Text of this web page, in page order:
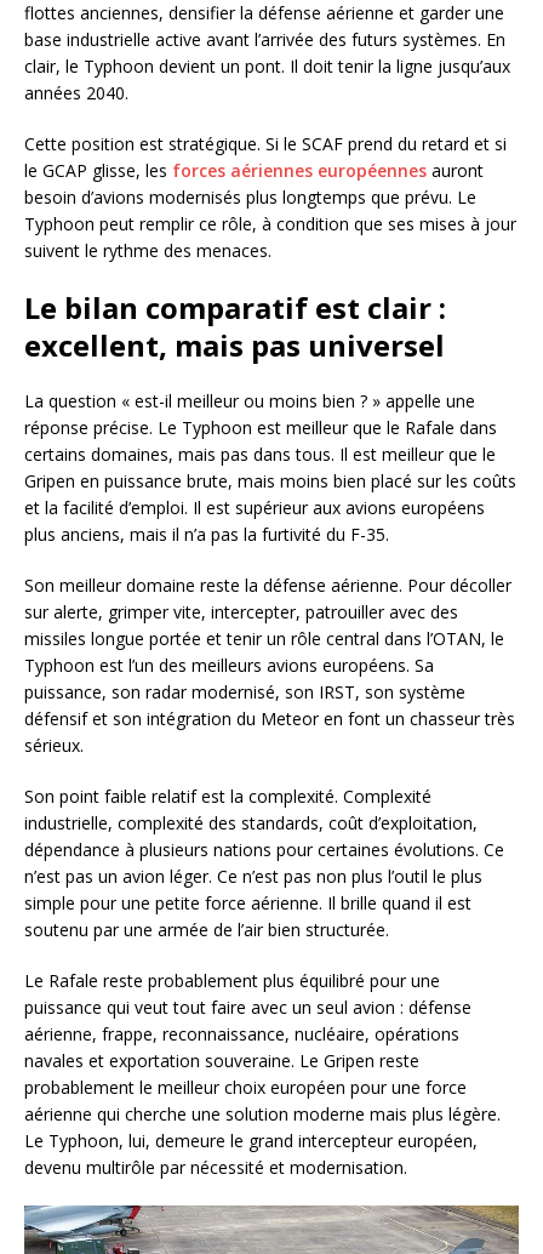
flottes anciennes, densifier la défense aérienne et garder une
base industrielle active avant l’arrivée des futurs systèmes. En
clair, le Typhoon devient un pont. Il doit tenir la ligne jusqu’aux
années 2040.
Cette position est stratégique. Si le SCAF prend du retard et si
le GCAP glisse, les forces aériennes européennes auront
besoin d’avions modernisés plus longtemps que prévu. Le
Typhoon peut remplir ce rôle, à condition que ses mises à jour
suivent le rythme des menaces.
Le bilan comparatif est clair :
excellent, mais pas universel
La question « est-il meilleur ou moins bien ? » appelle une
réponse précise. Le Typhoon est meilleur que le Rafale dans
certains domaines, mais pas dans tous. Il est meilleur que le
Gripen en puissance brute, mais moins bien placé sur les coûts
et la facilité d’emploi. Il est supérieur aux avions européens
plus anciens, mais il n’a pas la furtivité du F-35.
Son meilleur domaine reste la défense aérienne. Pour décoller
sur alerte, grimper vite, intercepter, patrouiller avec des
missiles longue portée et tenir un rôle central dans l’OTAN, le
Typhoon est l’un des meilleurs avions européens. Sa
puissance, son radar modernisé, son IRST, son système
défensif et son intégration du Meteor en font un chasseur très
sérieux.
Son point faible relatif est la complexité. Complexité
industrielle, complexité des standards, coût d’exploitation,
dépendance à plusieurs nations pour certaines évolutions. Ce
n’est pas un avion léger. Ce n’est pas non plus l’outil le plus
simple pour une petite force aérienne. Il brille quand il est
soutenu par une armée de l’air bien structurée.
Le Rafale reste probablement plus équilibré pour une
puissance qui veut tout faire avec un seul avion : défense
aérienne, frappe, reconnaissance, nucléaire, opérations
navales et exportation souveraine. Le Gripen reste
probablement le meilleur choix européen pour une force
aérienne qui cherche une solution moderne mais plus légère.
Le Typhoon, lui, demeure le grand intercepteur européen,
devenu multirôle par nécessité et modernisation.